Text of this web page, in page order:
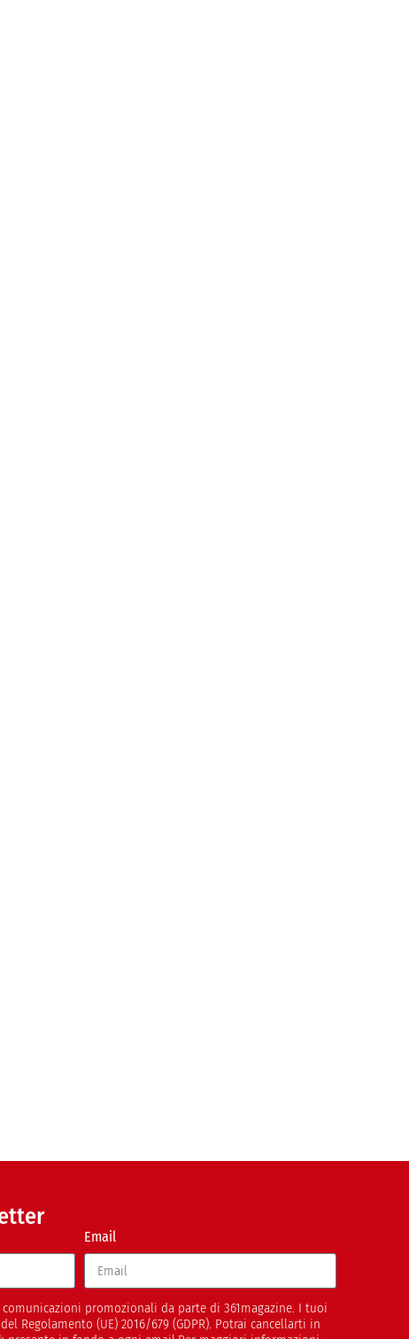
Email
promozionali da parte di 361magazine. I tuoi
Regolamento (UE) 2016/679 (GDPR). Potrai cancellarti in